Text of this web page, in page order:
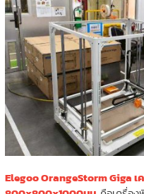
Elegoo OrangeStorm Giga